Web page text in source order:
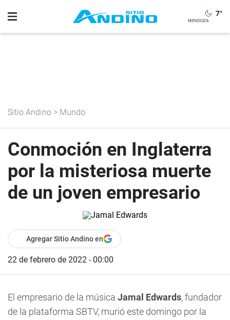
7°
Sitio Andino > Mundo
Conmoción en Inglaterra
por la misteriosa muerte
de un joven empresario
Agregar Sitio Andino en
22 de febrero de 2022 - 00:00
El empresario de la música Jamal Edwards, fundador
de la plataforma SBTV, murió este domingo por la